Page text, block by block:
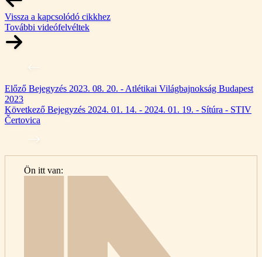
Vissza a kapcsolódó cikkhez
További videófelvéltek
Előző Bejegyzés 2023. 08. 20. - Atlétikai Világbajnokság Budapest
2023
Következő Bejegyzés 2024. 01. 14. - 2024. 01. 19. - Sítúra - STIV
Čertovica
Ön itt van: